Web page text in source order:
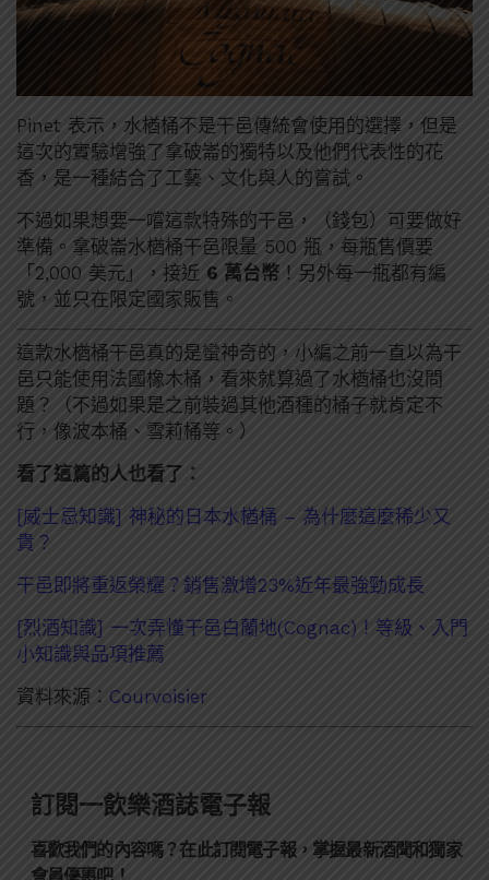
Pinet 表示，水楢桶不是干邑傳統會使用的選擇，但是
這次的實驗增強了拿破崙的獨特以及他們代表性的花
香，是一種結合了工藝、文化與人的嘗試。
不過如果想要一嚐這款特殊的干邑，（錢包）可要做好
準備。拿破崙水楢桶干邑限量 500 瓶，每瓶售價要
「2,000 美元」，接近 6 萬台幣 ！另外每一瓶都有編
號，並只在限定國家販售。
這款水楢桶干邑真的是蠻神奇的，小編之前一直以為干
邑只能使用法國橡木桶，看來就算過了水楢桶也沒問
題？（不過如果是之前裝過其他酒種的桶子就肯定不
行，像波本桶、雪莉桶等。）
看了這篇的人也看了：
[威士忌知識] 神秘的日本水楢桶 – 為什麼這麼稀少又
貴？
干邑即將重返榮耀？銷售激增23%近年最強勁成長
[烈酒知識] 一次弄懂干邑白蘭地(Cognac)！等級、入門
小知識與品項推薦
資料來源： Courvoisier
訂閱一飲樂酒誌電子報
喜歡我們的內容嗎？在此訂閱電子報，掌握最新酒聞和獨家